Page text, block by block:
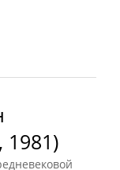
1981)